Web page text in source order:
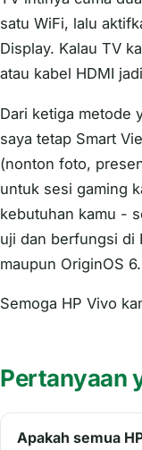
satu WiFi, lalu
Display. Kalau TV
atau kabel HDMI
Dari ketiga metode
saya tetap Smart
(nonton foto,
untuk sesi gaming
kebutuhan kamu -
uji dan berfungsi di
maupun OriginOS 6.
Semoga HP Vivo
Pertanyaan
Apakah semua